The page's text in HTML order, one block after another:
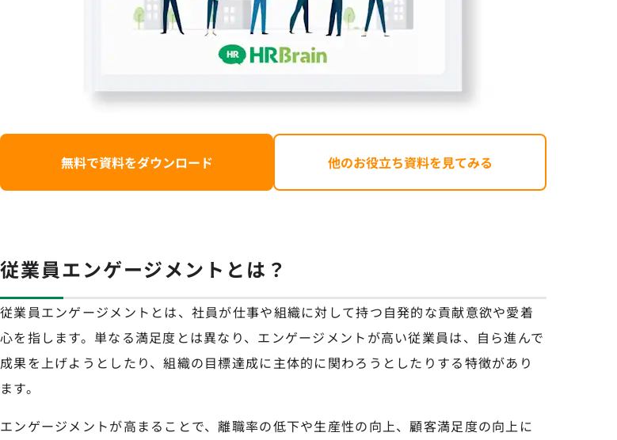
無料で資料をダウンロード 他のお役立ち資料を見てみる
従業員エンゲージメントとは？
従業員エンゲージメントとは、社員が仕事や組織に対して持つ自発的な貢献意欲や愛着
心を指します。単なる満足度とは異なり、エンゲージメントが高い従業員は、自ら進んで
成果を上げようとしたり、組織の目標達成に主体的に関わろうとしたりする特徴があり
ます。
エンゲージメントが高まることで、離職率の低下や生産性の向上、顧客満足度の向上に